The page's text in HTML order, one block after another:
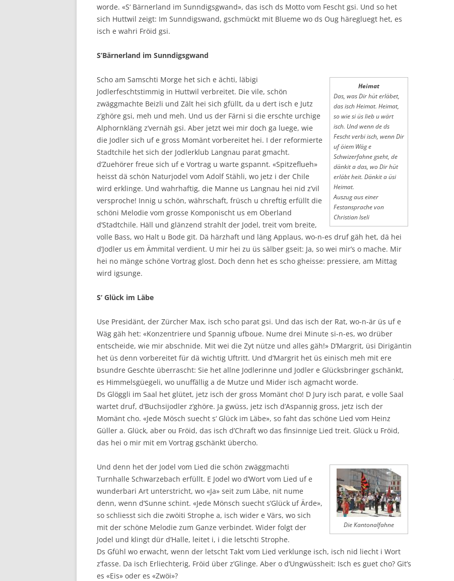
worde. «S‘ Bärnerland im Sunndigsgwand», das isch ds Motto vom Fescht gsi. Und so het
sich Huttwil zeigt: Im Sunndigswand, gschmückt mit Blueme wo ds Oug häregluegt het, es
isch e wahri Fröid gsi.
S’Bärnerland im Sunndigsgwand
Heimat
Das, was Dir hüt erläbet,
das isch Heimat. Heimat,
so wie si üs lieb u wärt
isch. Und wenn de ds
Fescht verbi isch, wenn Dir
uf öiem Wäg e
Schwizerfahne gseht, de
dänkit a das, wo Dir hüt
erläbt heit. Dänkit a üsi
Heimat.
Auszug aus einer
Festansprache von
Christian Iseli
Scho am Samschti Morge het sich e ächti, läbigi
Jodlerfeschtstimmig in Huttwil verbreitet. Die vile, schön
zwäggmachte Beizli und Zält hei sich gfüllt, da u dert isch e Jutz
z’ghöre gsi, meh und meh. Und us der Färni si die erschte urchige
Alphornkläng z’vernäh gsi. Aber jetzt wei mir doch ga luege, wie
die Jodler sich uf e gross Momänt vorbereitet hei. I der reformierte
Stadtchile het sich der Jodlerklub Langnau parat gmacht.
d’Zuehörer freue sich uf e Vortrag u warte gspannt. «Spitzeflueh»
heisst dä schön Naturjodel vom Adolf Stähli, wo jetz i der Chile
wird erklinge. Und wahrhaftig, die Manne us Langnau hei nid z’vil
versproche! Innig u schön, währschaft, früsch u chreftig erfüllt die
schöni Melodie vom grosse Komponischt us em Oberland
d’Stadtchile. Häll und glänzend strahlt der Jodel, treit vom breite,
volle Bass, wo Halt u Bode git. Dä härzhaft und läng Applaus, wo-n-es druf gäh het, dä hei
d’Jodler us em Ämmital verdient. U mir hei zu üs sälber gseit: Ja, so wei mir’s o mache. Mir
hei no mänge schöne Vortrag glost. Doch denn het es scho gheisse: pressiere, am Mittag
wird igsunge.
S‘ Glück im Läbe
Use Presidänt, der Zürcher Max, isch scho parat gsi. Und das isch der Rat, wo-n-är üs uf e
Wäg gäh het: «Konzentriere und Spannig ufboue. Nume drei Minute si-n-es, wo drüber
entscheide, wie mir abschnide. Mit wei die Zyt nütze und alles gäh!» D’Margrit, üsi Dirigäntin
het üs denn vorbereitet für dä wichtig Uftritt. Und d’Margrit het üs einisch meh mit ere
bsundre Geschte überrascht: Sie het allne Jodlerinne und Jodler e Glücksbringer gschänkt,
es Himmelsgüegeli, wo unuffällig a de Mutze und Mider isch agmacht worde.
Ds Glöggli im Saal het glütet, jetz isch der gross Momänt cho! D Jury isch parat, e volle Saal
wartet druf, d’Buchsijodler z’ghöre. Ja gwüss, jetz isch d’Aspannig gross, jetz isch der
Momänt cho. «Jede Mösch suecht s‘ Glück im Läbe», so faht das schöne Lied vom Heinz
Güller a. Glück, aber ou Fröid, das isch d’Chraft wo das finsinnige Lied treit. Glück u Fröid,
das hei o mir mit em Vortrag gschänkt übercho.
Die Kantonalfahne
Und denn het der Jodel vom Lied die schön zwäggmachti
Turnhalle Schwarzebach erfüllt. E Jodel wo d’Wort vom Lied uf e
wunderbari Art unterstricht, wo «Ja» seit zum Läbe, nit nume
denn, wenn d’Sunne schint. «Jede Mönsch suecht s’Glück uf Ärde»,
so schliesst sich die zwöiti Strophe a, isch wider e Värs, wo sich
mit der schöne Melodie zum Ganze verbindet. Wider folgt der
Jodel und klingt dür d’Halle, leitet i, i die letschti Strophe.
Ds Gfühl wo erwacht, wenn der letscht Takt vom Lied verklunge isch, isch nid liecht i Wort
z’fasse. Da isch Erliechterig, Fröid über z’Glinge. Aber o d’Ungwüssheit: Isch es guet cho? Git’s
es «Eis» oder es «Zwöi»?